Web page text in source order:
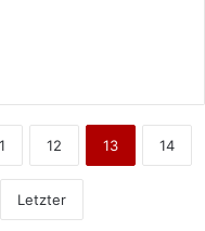
12 13 14
Letzter